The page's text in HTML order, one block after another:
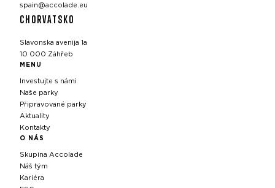
spain@accolade.eu
CHORVATSKO
Slavonska avenija 1a
10 000 Záhřeb
MENU
Investujte s námi
Naše parky
Připravované parky
Aktuality
Kontakty
O NÁS
Skupina Accolade
Náš tým
Kariéra